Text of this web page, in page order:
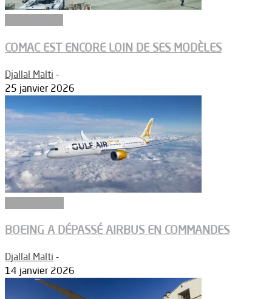
COMAC EST ENCORE LOIN DE SES MODÈLES
Djallal Malti -
25 janvier 2026
BOEING A DÉPASSÉ AIRBUS EN COMMANDES
Djallal Malti -
14 janvier 2026